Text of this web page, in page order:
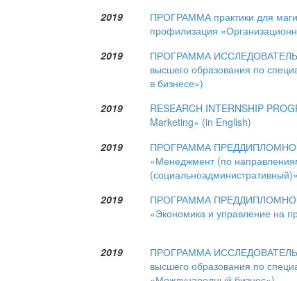
2019
ПРОГРАММА практики для
профилизация
2019
ПРОГРАММА
высшего образования по
в бизнесе»)
2019
RESEARCH INTERNSHIP
Marketing» (in English)
2019
ПРОГРАММА ПРЕДДИПЛОМНОЙ
«Менеджмент (по
2019
ПРОГРАММА ПРЕДДИПЛОМНОЙ
«Экономика и управление на
2019
ПРОГРАММА
высшего образования по